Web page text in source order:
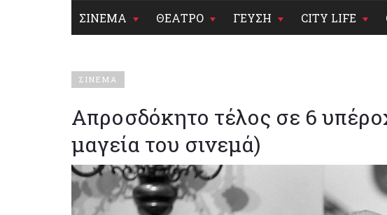
ΣΙΝΕΜΑ ΘΕΑΤΡΟ ΓΕΥΣΗ CITY LIFE
ΣΙΝΕΜΑ
Απροσδόκητο τέλος σε 6
μαγεία του σινεμά)